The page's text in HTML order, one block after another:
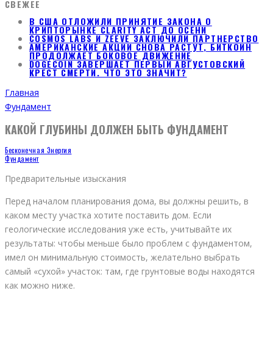
СВЕЖЕЕ
В США ОТЛОЖИЛИ ПРИНЯТИЕ ЗАКОНА О
КРИПТОРЫНКЕ CLARITY ACT ДО ОСЕНИ
COSMOS LABS И ZEEVE ЗАКЛЮЧИЛИ ПАРТНЕРСТВО
АМЕРИКАНСКИЕ АКЦИИ СНОВА РАСТУТ, БИТКОИН
ПРОДОЛЖАЕТ БОКОВОЕ ДВИЖЕНИЕ
DOGECOIN ЗАВЕРШАЕТ ПЕРВЫЙ АВГУСТОВСКИЙ
КРЕСТ СМЕРТИ. ЧТО ЭТО ЗНАЧИТ?
Главная
Фундамент
КАКОЙ ГЛУБИНЫ ДОЛЖЕН БЫТЬ ФУНДАМЕНТ
Бесконечная Энергия
Фундамент
Предварительные изыскания
Перед началом планирования дома, вы должны решить, в
каком месту участка хотите поставить дом. Если
геологические исследования уже есть, учитывайте их
результаты: чтобы меньше было проблем с фундаментом,
имел он минимальную стоимость, желательно выбрать
самый «сухой» участок: там, где грунтовые воды находятся
как можно ниже.